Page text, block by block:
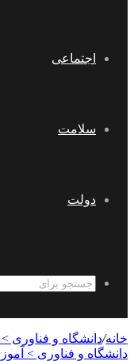
اجتماعی
سلامت
دولت
خانه/دانشگاه و فناوری
دانشگاه و فناوری >